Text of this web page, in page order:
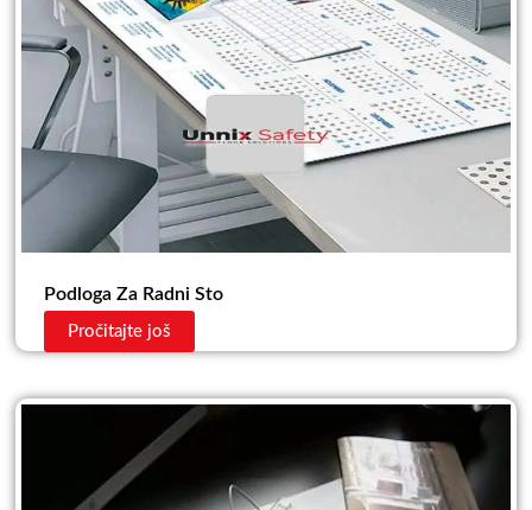
Podloga Za Radni Sto
Pročitajte još